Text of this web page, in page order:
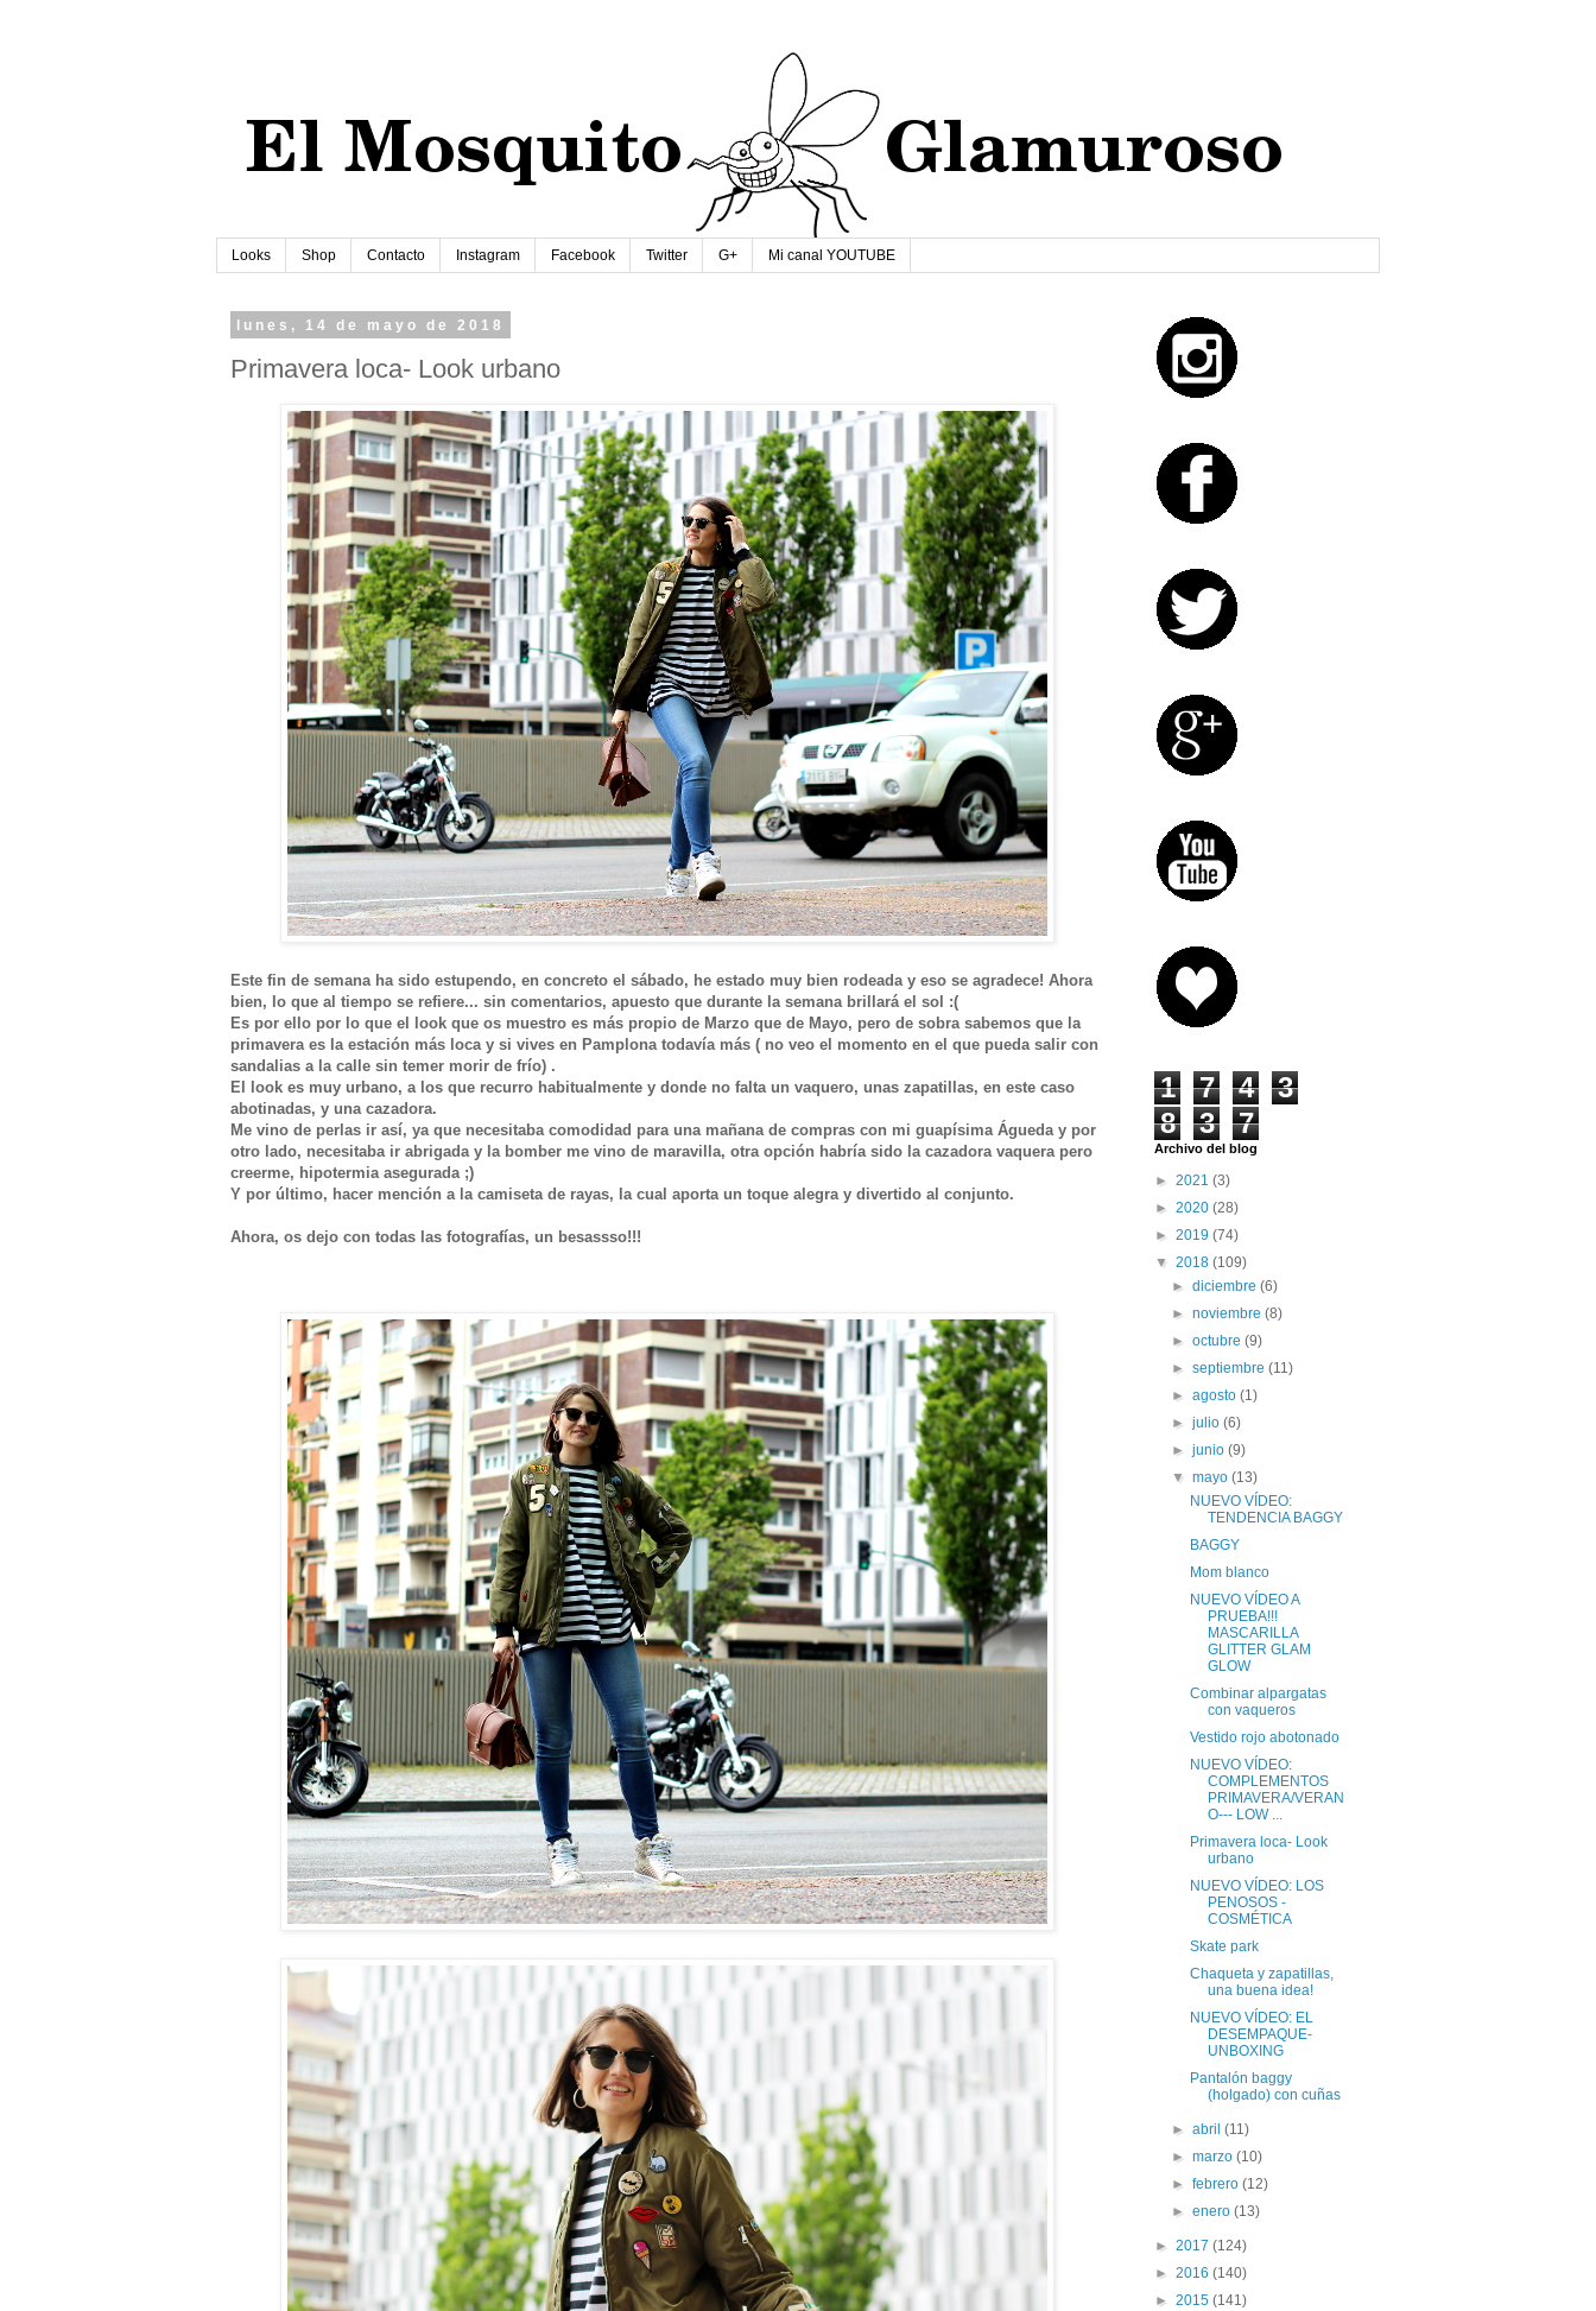
Looks Shop Contacto Instagram Facebook Twitter G+ Mi canal YOUTUBE
lunes, 14 de mayo de 2018
Primavera loca- Look urbano
Este fin de semana ha sido estupendo, en concreto el sábado, he estado muy bien rodeada y eso se agradece! Ahora
bien, lo que al tiempo se refiere... sin comentarios, apuesto que durante la semana brillará el sol :(
Es por ello por lo que el look que os muestro es más propio de Marzo que de Mayo, pero de sobra sabemos que la
primavera es la estación más loca y si vives en Pamplona todavía más ( no veo el momento en el que pueda salir con
sandalias a la calle sin temer morir de frío) .
El look es muy urbano, a los que recurro habitualmente y donde no falta un vaquero, unas zapatillas, en este caso
abotinadas, y una cazadora.
Me vino de perlas ir así, ya que necesitaba comodidad para una mañana de compras con mi guapísima Águeda y por
otro lado, necesitaba ir abrigada y la bomber me vino de maravilla, otra opción habría sido la cazadora vaquera pero
creerme, hipotermia asegurada ;)
Y por último, hacer mención a la camiseta de rayas, la cual aporta un toque alegra y divertido al conjunto.
Ahora, os dejo con todas las fotografías, un besassso!!!
1 7 4
3
8
3 7
Archivo del blog
► 2021 (3)
► 2020 (28)
► 2019 (74)
▼ 2018 (109)
►diciembre(6)
►noviembre(8)
►octubre(9)
►septiembre(11)
►agosto(1)
►julio(6)
►junio(9)
▼mayo(13)
NUEVO VÍDEO:
TENDENCIA BAGGY
BAGGY
Mom blanco
NUEVO VÍDEO A
PRUEBA!!!
MASCARILLA
GLITTER GLAM
GLOW
Combinar alpargatas
con vaqueros
Vestido rojo abotonado
NUEVO VÍDEO:
COMPLEMENTOS
PRIMAVERA/VERAN
O--- LOW ...
Primavera loca- Look
urbano
NUEVO VÍDEO: LOS
PENOSOS -
COSMÉTICA
Skate park
Chaqueta y zapatillas,
una buena idea!
NUEVO VÍDEO: EL
DESEMPAQUE-
UNBOXING
Pantalón baggy
(holgado) con cuñas
►abril(11)
►marzo(10)
►febrero(12)
►enero(13)
► 2017 (124)
► 2016 (140)
► 2015 (141)